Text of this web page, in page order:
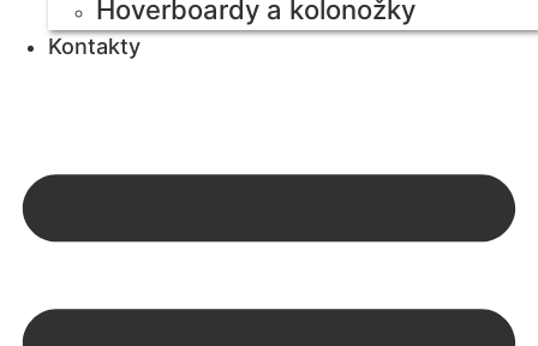
Hoverboardy a kolonožky
Kontakty